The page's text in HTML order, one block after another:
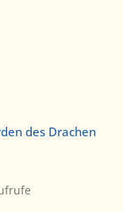
des Drachen